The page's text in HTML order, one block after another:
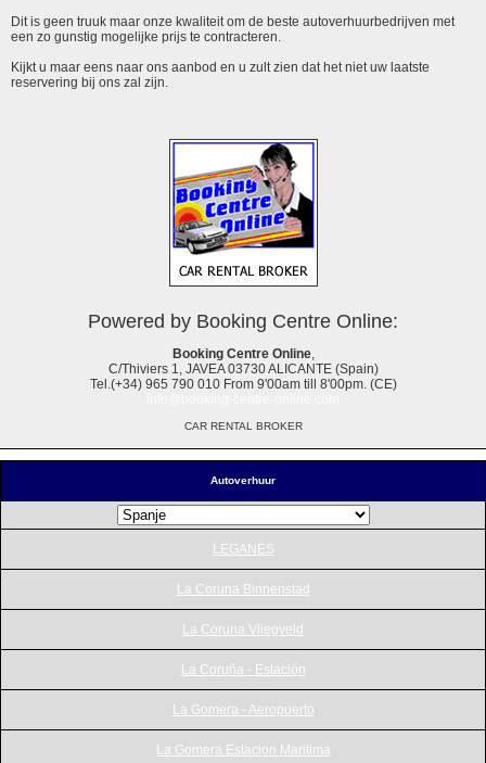
Autoverhuur
LEGANES
La Coruna Binnenstad
La Coruna Vliegveld
La Coruña - Estación
La Gomera - Aeropuerto
La Gomera Estacion Maritima
Dit is geen truuk maar onze kwaliteit om de beste autoverhuurbedrijven met
een zo gunstig mogelijke prijs te contracteren.
Kijkt u maar eens naar ons aanbod en u zult zien dat het niet uw laatste
reservering bij ons zal zijn.
Powered by Booking Centre Online:
Booking Centre Online,
C/Thiviers 1, JAVEA 03730 ALICANTE (Spain)
Tel.(+34) 965 790 010 From 9'00am till 8'00pm. (CE)
CAR RENTAL BROKER